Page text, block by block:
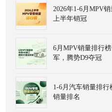
2026年1-6月MPV
上半年销冠
6月MPV销量排行
军，腾势D9夺冠
1-6月汽车销量排
销量排名